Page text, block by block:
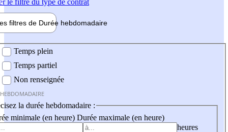
filtres de Durée hebdomadaire
Temps plein
Temps partiel
Non renseignée
la durée hebdomadaire :
minimale (en heure) Durée maximale (en heure)
heures